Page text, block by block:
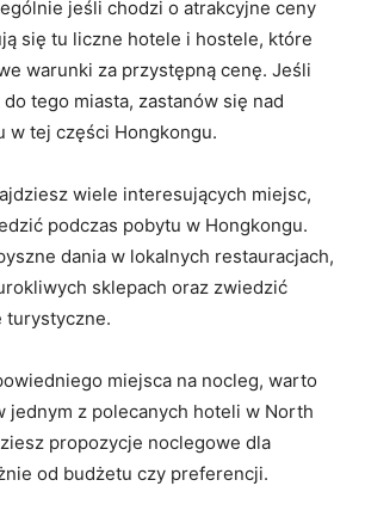
jeśli chodzi o atrakcyjne ceny
się tu liczne hotele i hostele,‍ które
warunki za przystępną cenę. Jeśli
tego miasta, zastanów się‌ nad
w tej części Hongkongu.
wiele interesujących miejsc,
podczas⁤ pobytu w Hongkongu.
dania w lokalnych restauracjach,⁤
sklepach oraz zwiedzić
turystyczne.
miejsca na nocleg, warto
jednym z polecanych hoteli w North
propozycje noclegowe dla
od budżetu czy preferencji.